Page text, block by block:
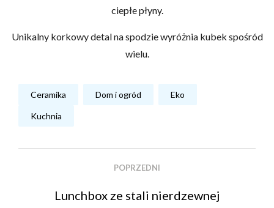
ciepłe płyny.
Unikalny korkowy detal na spodzie wyróżnia kubek spośród
wielu.
Ceramika Dom i ogród Eko
Kuchnia
POPRZEDNI
Lunchbox ze stali nierdzewnej